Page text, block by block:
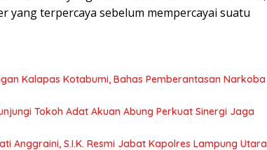
yang terpercaya sebelum mempercayai suatu
Kalapas Kotabumi, Bahas Pemberantasan Narkoba
Tokoh Adat Akuan Abung Perkuat Sinergi Jaga
Anggraini, S.I.K. Resmi Jabat Kapolres Lampung Utara